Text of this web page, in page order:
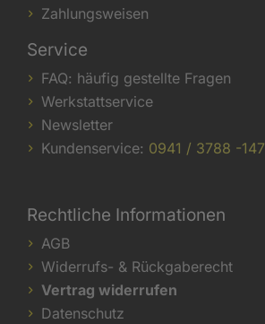
Zahlungsweisen
Service
FAQ: häufig gestellte Fragen
Werkstattservice
Newsletter
Kundenservice: 0941 / 3788 -147
Rechtliche Informationen
AGB
Widerrufs- & Rückgaberecht
Vertrag widerrufen
Datenschutz